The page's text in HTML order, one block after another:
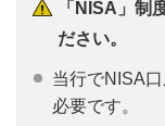
「NISA」制
ださい。
当行でNISA
必要です。